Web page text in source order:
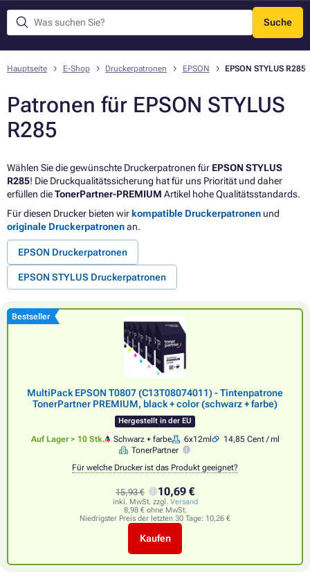
Suche
Menü
Hauptseite E-Shop Druckerpatronen EPSON EPSON STYLUS R285
Patronen für EPSON STYLUS
R285
Wählen Sie die gewünschte Druckerpatronen für EPSON STYLUS
R285! Die Druckqualitätssicherung hat für uns Priorität und daher
erfüllen dieTonerPartner-PREMIUM Artikel hohe Qualitätsstandards.
Für diesen Drucker bieten wir kompatible Druckerpatronen und
originale Druckerpatronenan.
EPSON Druckerpatronen
EPSON STYLUS Druckerpatronen
Bestseller
MultiPack EPSON T0807 (C13T08074011) - Tintenpatrone
TonerPartner PREMIUM, black + color (schwarz + farbe)
Hergestellt in der EU
Auf Lager > 10 Stk. Schwarz + farbe 6x12ml
14,85 Cent / ml
TonerPartner
Für welche Drucker ist das Produkt geeignet?
15,93 € 10,69 €
inkl. MwSt. zzgl. Versand
8,98 € ohne MwSt.
Niedrigster Preis der letzten 30 Tage: 10,26 €
Kaufen